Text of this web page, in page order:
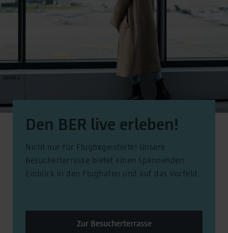
Den BER live erleben!
Nicht nur für Flugbegeisterte! Unsere
Besucherterrasse bietet einen spannenden
Einblick in den Flughafen und auf das Vorfeld.
Zur Besucherterrasse